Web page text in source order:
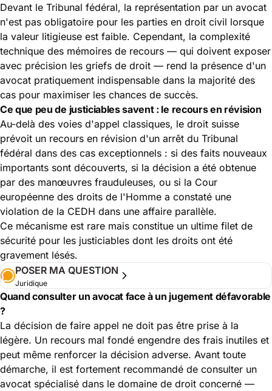
Devant le Tribunal fédéral, la représentation par un avocat
n'est pas obligatoire pour les parties en droit civil lorsque
la valeur litigieuse est faible. Cependant, la complexité
technique des mémoires de recours — qui doivent exposer
avec précision les griefs de droit — rend la présence d'un
avocat pratiquement indispensable dans la majorité des
cas pour maximiser les chances de succès.
Ce que peu de justiciables savent : le recours en révision
Au-delà des voies d'appel classiques, le droit suisse
prévoit un recours en révision d'un arrêt du Tribunal
fédéral dans des cas exceptionnels : si des faits nouveaux
importants sont découverts, si la décision a été obtenue
par des manœuvres frauduleuses, ou si la Cour
européenne des droits de l'Homme a constaté une
violation de la CEDH dans une affaire parallèle.
Ce mécanisme est rare mais constitue un ultime filet de
sécurité pour les justiciables dont les droits ont été
gravement lésés.
POSER MA QUESTION
Juridique
Quand consulter un avocat face à un jugement défavorable
?
La décision de faire appel ne doit pas être prise à la
légère. Un recours mal fondé engendre des frais inutiles et
peut même renforcer la décision adverse. Avant toute
démarche, il est fortement recommandé de consulter un
avocat spécialisé dans le domaine de droit concerné —